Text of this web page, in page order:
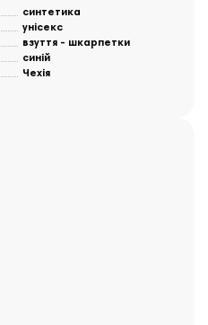
синтетика
унісекс
взуття - шкарпетки
синій
Чехія